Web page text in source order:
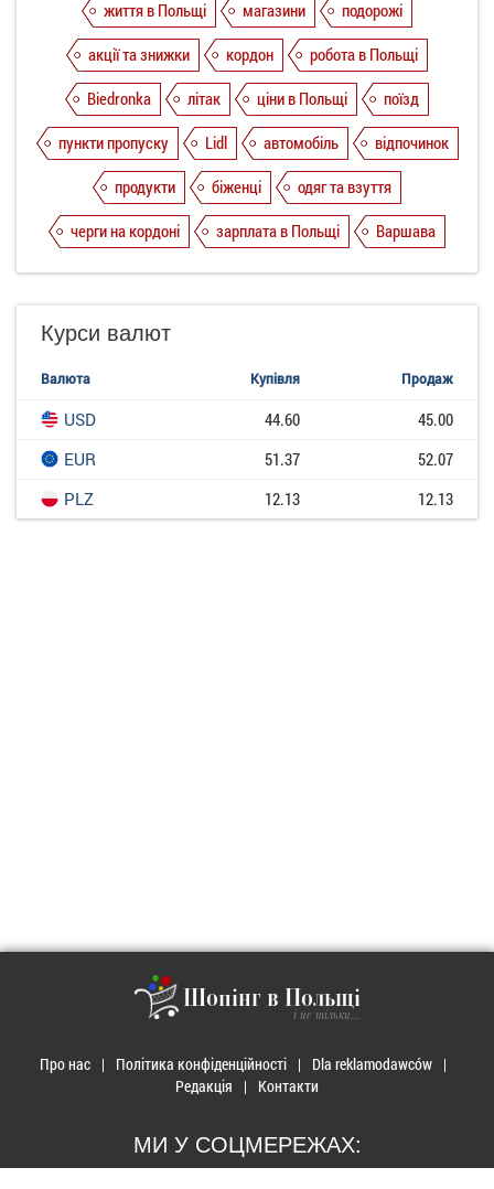
життя в Польщі магазини
подорожі
акції та знижки
кордон
робота в Польщі
Biedronka
літак ціни в Польщі
поїзд
пункти пропуску
Lidl автомобіль
відпочинок
продукти
біженці
одяг та взуття
черги на кордоні
зарплата в Польщі Варшава
Курси валют
Валюта Купівля Продаж
USD 44.60
45.00
EUR
51.37
52.07
PLZ
12.13 12.13
Шопінг в Польщі
і не тільки...
Про нас Політика конфіденційності
Dla reklamodawców
Редакція
Контакти
МИ У СОЦМЕРЕЖАХ: